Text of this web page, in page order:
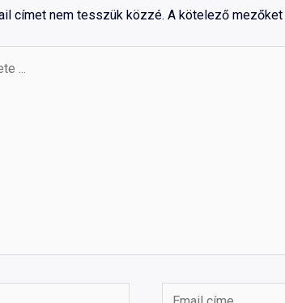
címet nem tesszük közzé. A kötelező mezőket
Email